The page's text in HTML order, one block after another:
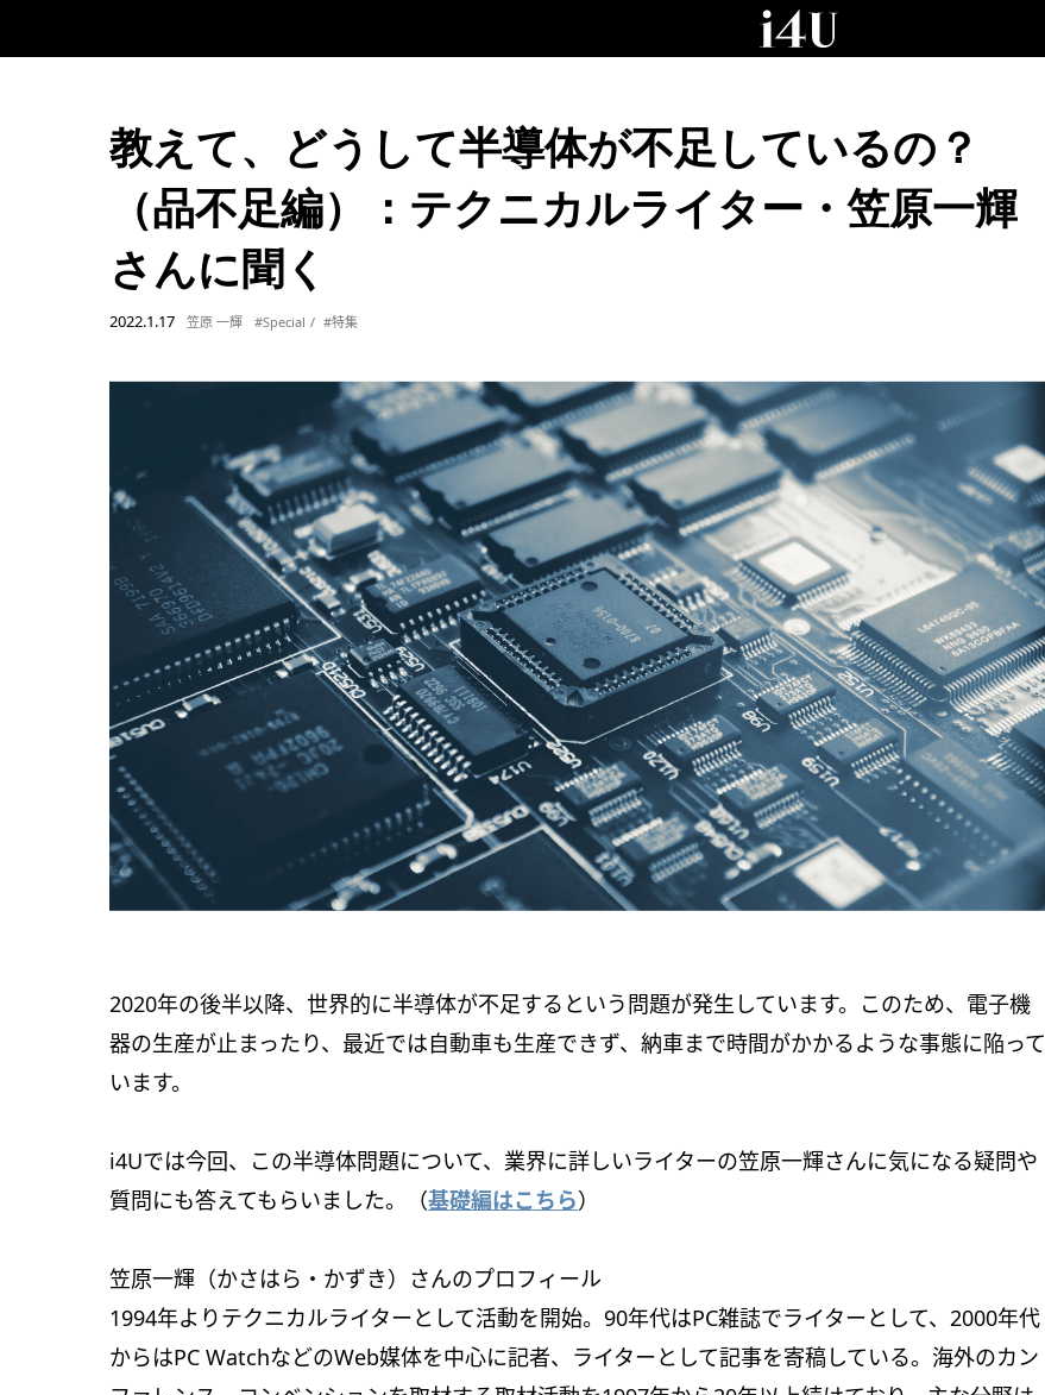
教えて、どうして半導体が不足しているの？
（品不足編）：テクニカルライター・笠原一輝
さんに聞く
2022.1.17 笠原 一輝 #Special #特集
2020年の後半以降、世界的に半導体が不足するという問題が発生しています。このため、電子機
器の生産が止まったり、最近では自動車も生産できず、納車まで時間がかかるような事態に陥って
います。
i4Uでは今回、この半導体問題について、業界に詳しいライターの笠原一輝さんに気になる疑問や
質問にも答えてもらいました。（基礎編はこちら）
笠原一輝（かさはら・かずき）さんのプロフィール
1994年よりテクニカルライターとして活動を開始。90年代はPC雑誌でライターとして、2000年代
からはPC WatchなどのWeb媒体を中心に記者、ライターとして記事を寄稿している。海外のカン